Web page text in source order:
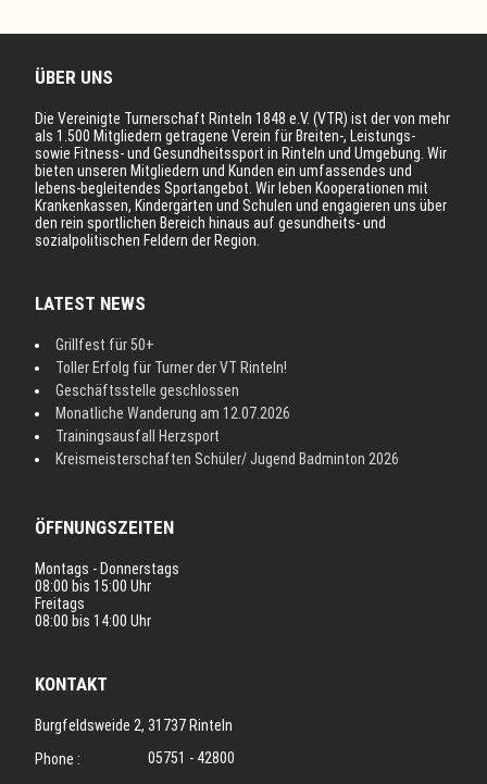
ÜBER UNS
Die Vereinigte Turnerschaft Rinteln 1848 e.V. (VTR) ist der von mehr
als 1.500 Mitgliedern getragene Verein für Breiten-, Leistungs-
sowie Fitness- und Gesundheitssport in Rinteln und Umgebung. Wir
bieten unseren Mitgliedern und Kunden ein umfassendes und
lebens-begleitendes Sportangebot. Wir leben Kooperationen mit
Krankenkassen, Kindergärten und Schulen und engagieren uns über
den rein sportlichen Bereich hinaus auf gesundheits- und
sozialpolitischen Feldern der Region.
LATEST NEWS
Grillfest für 50+
Toller Erfolg für Turner der VT Rinteln!
Geschäftsstelle geschlossen
Monatliche Wanderung am 12.07.2026
Trainingsausfall Herzsport
Kreismeisterschaften Schüler/ Jugend Badminton 2026
ÖFFNUNGSZEITEN
Montags - Donnerstags
08:00 bis 15:00 Uhr
Freitags
08:00 bis 14:00 Uhr
KONTAKT
Burgfeldsweide 2, 31737 Rinteln
Phone :
05751 - 42800